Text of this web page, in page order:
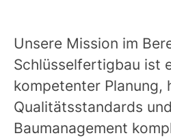
Unsere Mission im
Schlüsselfertigbau ist
kompetenter Planung,
Qualitätsstandards
Baumanagement